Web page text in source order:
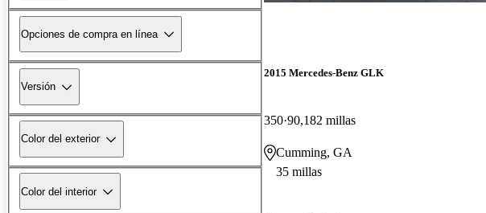
Opciones de compra en línea
Versión
Color del exterior
Color del interior
2015 Mercedes-Benz GLK
350 90,182 millas
Cumming, GA
35 millas